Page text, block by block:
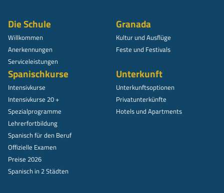
Die Schule
Willkommen
Anerkennungen
Serviceleistungen
Granada
Kultur und Ausflüge
Feste und Festivals
Spanischkurse
Intensivkurse
Intensivkurse 20 +
Spezialprogramme
Lehrerfortbildung
Spanisch für den Beruf
Offizielle Examen
Preise 2026
Spanisch in 2 Städten
Unterkunft
Unterkunftsoptionen
Privatunterkünfte
Hotels und Apartments